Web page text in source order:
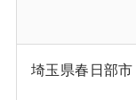
埼玉県春日部市